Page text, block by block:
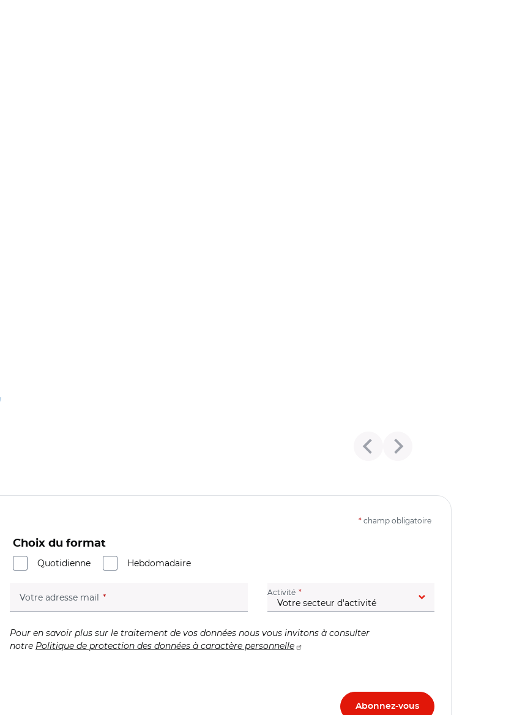
* champ obligatoire
Choix du format
Quotidienne
Hebdomadaire
Votre adresse mail (champ obligatoire) Activité (champ obligatoire)
Pour en savoir plus sur le traitement de vos données nous vous invitons à consulter
notre Politique de protection des données à caractère personnelle